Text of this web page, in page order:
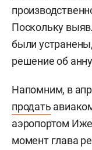
Поскольку
были
решение об
Напомним, в
продать
аэропортом
момент глава